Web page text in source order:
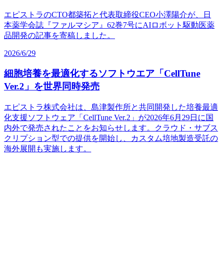
エピストラのCTO都築拓と代表取締役CEO小澤陽介が、
日
本薬学会誌『ファルマシア』62巻7号にAIロボット駆動医薬
品開発の記事を寄稿しました。
2026/6/29
細胞培養を最適化するソフトウエア 「CellTune
Ver.2」を世界同時発売
エピストラ株式会社は、 島津製作所と共同開発した培養最適
化支援ソフトウェア 「CellTune Ver.2」が2026年6月29日に 国
内外で発売された ことをお知らせします。
クラウド・サブス
クリプション型での提供を開始し、
カスタム培地製造受託の
海外展開も実施します。